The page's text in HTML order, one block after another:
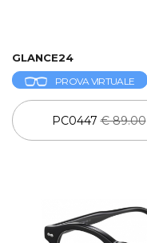
GLANCE24
PROVA VIRTUALE
PC0447€ 89.00